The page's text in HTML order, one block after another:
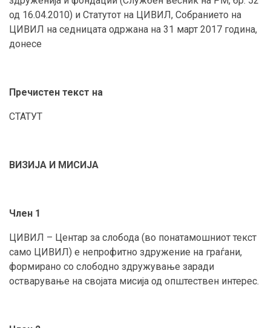
од 16.04.2010) и Статутот на ЦИВИЛ, Собранието на
ЦИВИЛ на седницата одржана на 31 март 2017 година,
донесе
Пречистен текст на
СТАТУТ
ВИЗИЈА И МИСИЈА
Член 1
ЦИВИЛ – Центар за слобода (во понатамошниот текст
само ЦИВИЛ) e непрофитно здружение на граѓани,
формирано со слободно здружување заради
остварување на својата мисија од општествен интерес.